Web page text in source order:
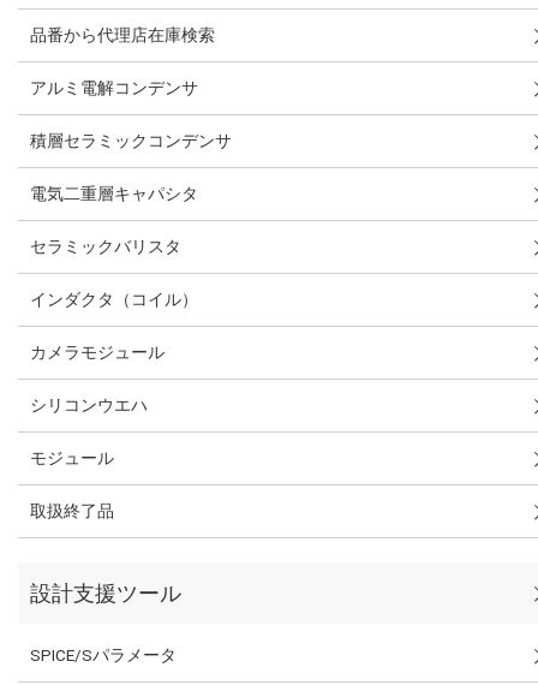
品番から代理店在庫検索
アルミ電解コンデンサ
積層セラミックコンデンサ
電気二重層キャパシタ
セラミックバリスタ
インダクタ（コイル）
カメラモジュール
シリコンウエハ
モジュール
取扱終了品
設計支援ツール
SPICE/Sパラメータ